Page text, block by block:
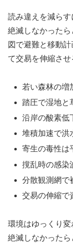
読み違えを減ら
絶滅しなかった
図で避難と移動
て交易を伸縮させ
若い森林の増
踏圧で湿地と
沿岸の酸素低
堆積加速で洪
寄生の毒性は
撹乱時の感染
分散観測網で
交易の伸縮で
環境はゆっくり
絶滅しなかった